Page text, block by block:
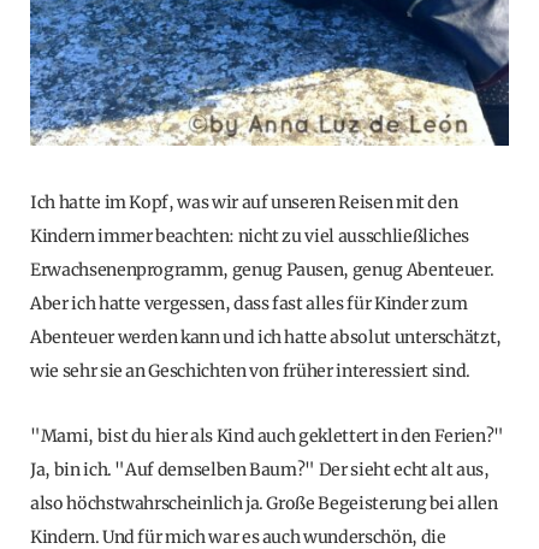
Ich hatte im Kopf, was wir auf unseren Reisen mit den
Kindern immer beachten: nicht zu viel ausschließliches
Erwachsenenprogramm, genug Pausen, genug Abenteuer.
Aber ich hatte vergessen, dass fast alles für Kinder zum
Abenteuer werden kann und ich hatte absolut unterschätzt,
wie sehr sie an Geschichten von früher interessiert sind.
"Mami, bist du hier als Kind auch geklettert in den Ferien?"
Ja, bin ich. "Auf demselben Baum?" Der sieht echt alt aus,
also höchstwahrscheinlich ja. Große Begeisterung bei allen
Kindern. Und für mich war es auch wunderschön, die